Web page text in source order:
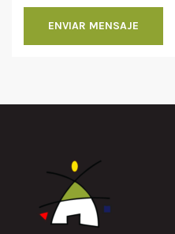
ENVIAR MENSAJE